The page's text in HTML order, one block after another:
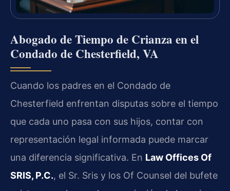
Abogado de Tiempo de Crianza en el
Condado de Chesterfield, VA
Cuando los padres en el Condado de
Chesterfield enfrentan disputas sobre el tiempo
que cada uno pasa con sus hijos, contar con
representación legal informada puede marcar
una diferencia significativa. En Law Offices Of
SRIS, P.C., el Sr. Sris y los Of Counsel del bufete